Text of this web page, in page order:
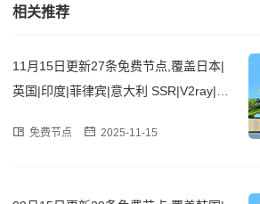
相关推荐
11月15日更新27条免费节点,覆盖日本|
英国|印度|菲律宾|意大利 SSR|V2ray|Cla
免费节点 2025-11-15